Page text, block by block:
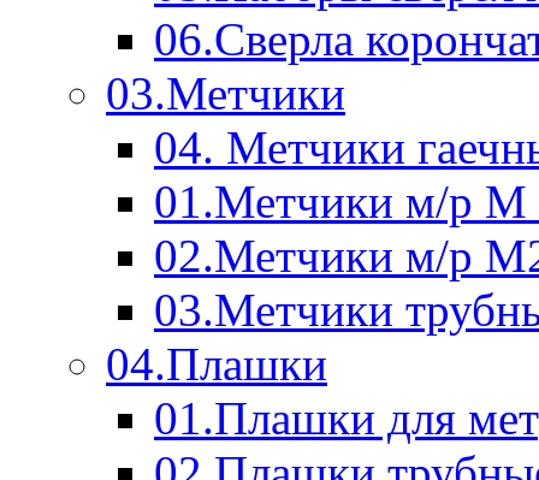
06.Сверла
03.Метчики
04. Метчики
01.Метчики м/р М
02.Метчики м/р
03.Метчики
04.Плашки
01.Плашки для